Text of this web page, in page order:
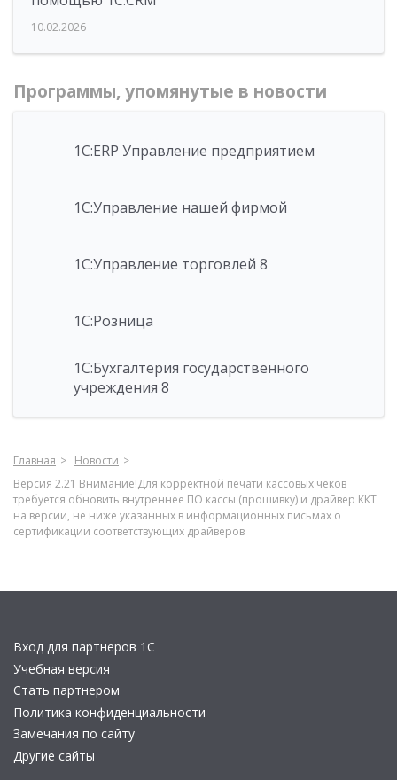
10.02.2026
Программы, упомянутые в новости
1С:ERP Управление предприятием
1С:Управление нашей фирмой
1С:Управление торговлей 8
1С:Розница
1С:Бухгалтерия государственного
учреждения 8
Главная
Новости
Версия 2.21 Внимание!Для корректной печати кассовых чеков
требуется обновить внутреннее ПО кассы (прошивку) и драйвер ККТ
на версии, не ниже указанных в информационных письмах о
сертификации соответствующих драйверов
Вход для партнеров 1С
Учебная версия
Стать партнером
Политика конфиденциальности
Замечания по сайту
Другие сайты